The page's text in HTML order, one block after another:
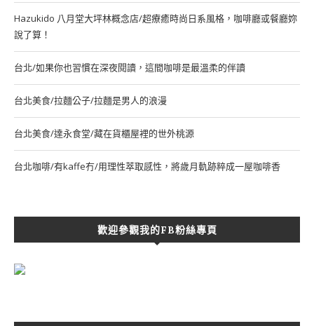
Hazukido 八月堂大坪林概念店/超療癒時尚日系風格，咖啡廳或餐廳妳
說了算！
台北/如果你也習慣在深夜閱讀，這間咖啡是最溫柔的伴讀
台北美食/拉麵公子/拉麵是男人的浪漫
台北美食/達永食堂/藏在貨櫃屋裡的世外桃源
台北咖啡/有kaffe冇/用理性萃取感性，將歲月軌跡粹成一屋咖啡香
歡迎參觀我的FB粉絲專頁